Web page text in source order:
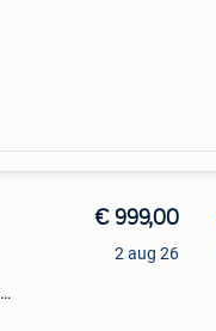
€ 999,00
2 aug 26